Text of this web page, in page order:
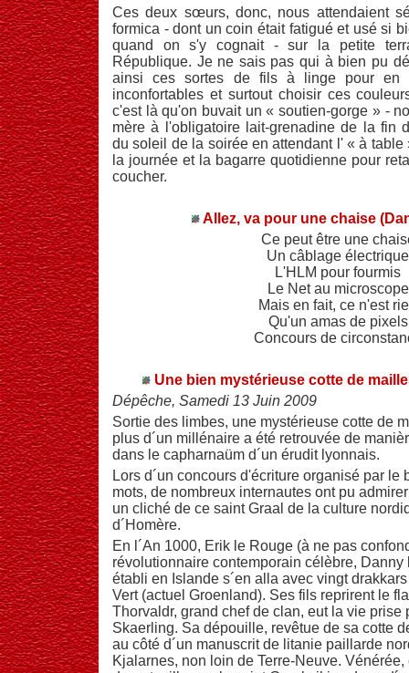
Ces deux sœurs, donc, nous attendaient
formica - dont un coin était fatigué et usé si
quand on s'y cognait - sur la petite
République. Je ne sais pas qui à bien pu
ainsi ces sortes de fils à linge pour en
inconfortables et surtout choisir ces
c'est là qu'on buvait un « soutien-gorge » -
mère à l'obligatoire lait-grenadine de la fin
du soleil de la soirée en attendant l' « à
la journée et la bagarre quotidienne pour
coucher.
Allez, va pour une chaise
Ce peut être une
Un câblage électrique
L'HLM pour fourmis
Le Net au microscope
Mais en fait, ce n'est
Qu'un amas de pixels
Concours de
Une bien mystérieuse cotte de
Dépêche, Samedi 13 Juin 2009
Sortie des limbes, une mystérieuse cotte de
plus d´un millénaire a été retrouvée de
dans le capharnaüm d´un érudit lyonnais.
Lors d´un concours d'écriture organisé par le
mots, de nombreux internautes ont pu
un cliché de ce saint Graal de la culture
d´Homère.
En l´An 1000, Erik le Rouge (à ne pas
révolutionnaire contemporain célèbre,
établi en Islande s´en alla avec vingt
Vert (actuel Groenland). Ses fils reprirent le
Thorvaldr, grand chef de clan, eut la vie prise
Skaerling. Sa dépouille, revêtue de sa cotte
au côté d´un manuscrit de litanie paillarde
Kjalarnes, non loin de Terre-Neuve.